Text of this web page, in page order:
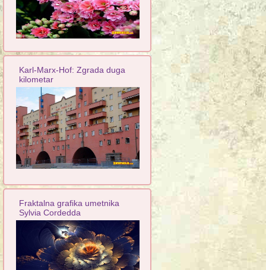
Karl-Marx-Hof: Zgrada duga
kilometar
Fraktalna grafika umetnika
Sylvia Cordedda